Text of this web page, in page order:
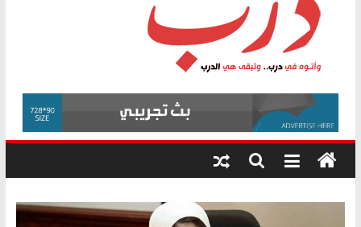
فرحات سليمان يكتب: القطاع الصحي إلى
أين؟
حزب التحالف الشعبي يطلق لجنة “الحق
في الصحة” بالإسكندرية لرصد الانتهاكات
ودعم المرضى
الوزاري لمدينة الصحفيين.. وانتهاء أعمال
إنشاء المبنى الإداري
المجلس القومي لحقوق الإنسان يعلن
متابعة قضية الدكتور محمد زهران.. ويؤكد:
قرينة البراءة وضمانات المحاكمة العادلة
درب
وأتوه
درب..
وتبقى
هي